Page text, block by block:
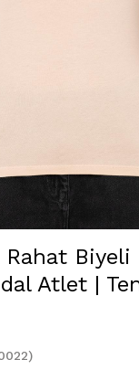
Rahat Biyeli
Atlet |